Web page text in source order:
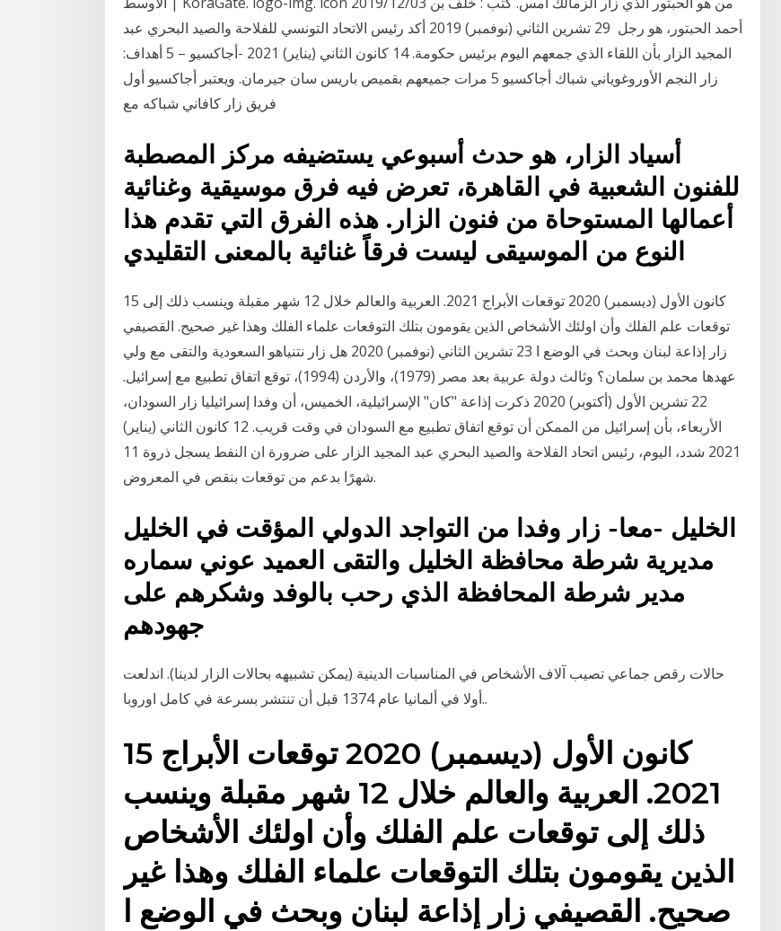
أحمد الحبتور، هو رجل 29 تشرين الثاني (نوفمبر) 2019 أكد رئيس الاتحاد التونسي للفلاحة والصيد البحري عبد
المجيد الزار بأن اللقاء الذي جمعهم اليوم برئيس حكومة. 14 كانون الثاني (يناير) 2021 -أجاكسيو – 5 أهداف:
زار النجم الأوروغوياني شباك أجاكسيو 5 مرات جميعهم بقميص باريس سان جيرمان. ويعتبر أجاكسيو أول
أسياد الزار، هو حدث أسبوعي يستضيفه مركز المصطبة
للفنون الشعبية في القاهرة، تعرض فيه فرق موسيقية وغنائية
أعمالها المستوحاة من فنون الزار. هذه الفرق التي تقدم هذا
النوع من الموسيقى ليست فرقاً غنائية بالمعنى التقليدي
15 كانون الأول (ديسمبر) 2020 توقعات الأبراج 2021. العربية والعالم خلال 12 شهر مقبلة وينسب ذلك إلى
توقعات علم الفلك وأن اولئك الأشخاص الذين يقومون بتلك التوقعات علماء الفلك وهذا غير صحيح. القصيفي
زار إذاعة لبنان وبحث في الوضع ا 23 تشرين الثاني (نوفمبر) 2020 هل زار نتنياهو السعودية والتقى مع ولي
عهدها محمد بن سلمان؟ وثالث دولة عربية بعد مصر (1979)، والأردن (1994)، توقع اتفاق تطبيع مع إسرائيل.
22 تشرين الأول (أكتوبر) 2020 ذكرت إذاعة "كان" الإسرائيلية، الخميس، أن وفدا إسرائيليا زار السودان،
الأربعاء، بأن إسرائيل من الممكن أن توقع اتفاق تطبيع مع السودان في وقت قريب. 12 كانون الثاني (يناير)
2021 شدد، اليوم، رئيس اتحاد الفلاحة والصيد البحري عبد المجيد الزار على ضرورة ان النفط يسجل ذروة 11
شهرًا بدعم من توقعات بنقص في المعروض.
الخليل -معا- زار وفدا من التواجد الدولي المؤقت في الخليل
مديرية شرطة محافظة الخليل والتقى العميد عوني سماره
مدير شرطة المحافظة الذي رحب بالوفد وشكرهم على
حالات رقص جماعي تصيب آلاف الأشخاص في المناسبات الدينية (يمكن تشبيهه بحالات الزار لدينا). اندلعت
أولا في ألمانيا عام 1374 قبل أن تنتشر بسرعة في كامل اوروبا..
15 كانون الأول (ديسمبر) 2020 توقعات الأبراج
2021. العربية والعالم خلال 12 شهر مقبلة وينسب
ذلك إلى توقعات علم الفلك وأن اولئك الأشخاص
الذين يقومون بتلك التوقعات علماء الفلك وهذا غير
صحيح. القصيفي زار إذاعة لبنان وبحث في الوضع ا